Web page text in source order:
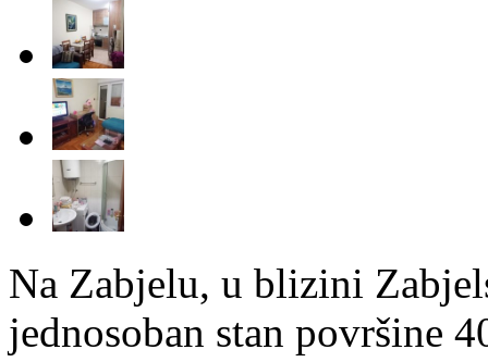
Na Zabjelu, u blizini
jednosoban stan površine